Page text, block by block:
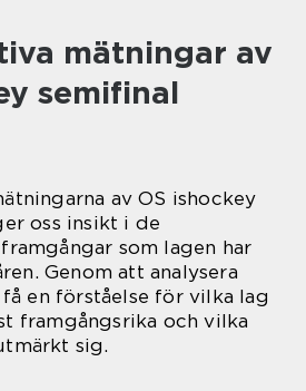
mätningar av
semifinal
av OS ishockey
oss insikt i de
som lagen har
Genom att analysera
en förståelse för vilka lag
framgångsrika och vilka
sig.